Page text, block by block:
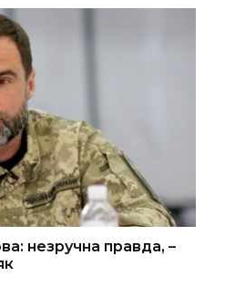
незручна правда, –